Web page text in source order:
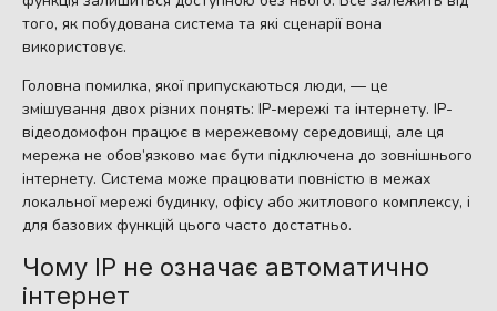
того, як побудована система та які сценарії вона
використовує.
Головна помилка, якої припускаються люди, — це
змішування двох різних понять: IP-мережі та інтернету. IP-
відеодомофон працює в мережевому середовищі, але ця
мережа не обов’язково має бути підключена до зовнішнього
інтернету. Система може працювати повністю в межах
локальної мережі будинку, офісу або житлового комплексу, і
для базових функцій цього часто достатньо.
Чому IP не означає автоматично
інтернет